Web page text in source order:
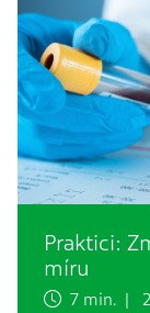
Praktici:
míru
7 min. |